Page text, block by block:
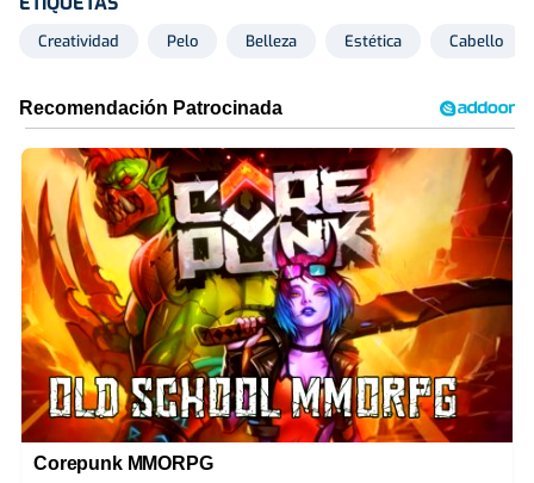
Creatividad Pelo Belleza Estética Cabello
Corepunk MMORPG